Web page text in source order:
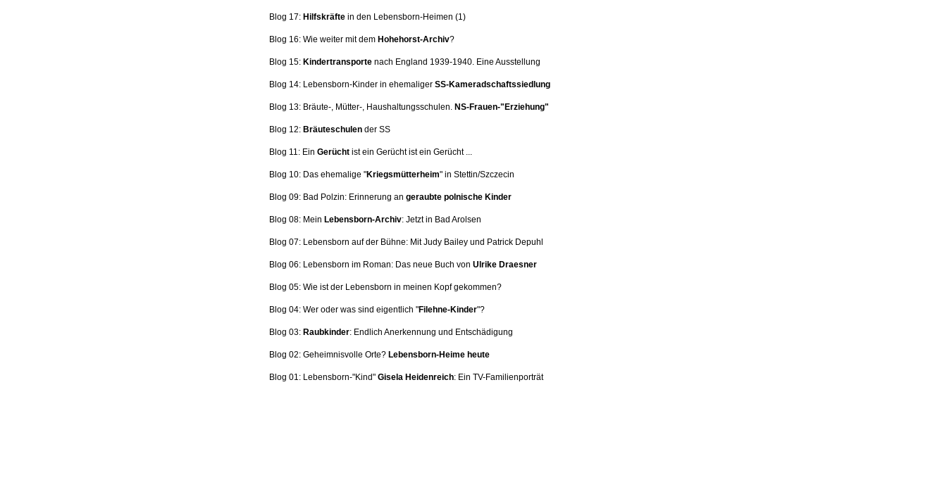
Blog 17: Hilfskräfte in den Lebensborn-Heimen (1)
Blog 16: Wie weiter mit dem Hohehorst-Archiv?
Blog 15: Kindertransporte nach England 1939-1940. Eine Ausstellung
Blog 14: Lebensborn-Kinder in ehemaliger SS-Kameradschaftssiedlung
Blog 13: Bräute-, Mütter-, Haushaltungsschulen. NS-Frauen-"Erziehung"
Blog 12: Bräuteschulen der SS
Blog 11: Ein Gerücht ist ein Gerücht ist ein Gerücht ...
Blog 10: Das ehemalige "Kriegsmütterheim" in Stettin/Szczecin
Blog 09: Bad Polzin: Erinnerung an geraubte polnische Kinder
Blog 08: Mein Lebensborn-Archiv: Jetzt in Bad Arolsen
Blog 07: Lebensborn auf der Bühne: MitJudy Bailey und Patrick Depuhl
Blog 06: Lebensborn im Roman: Das neue Buch von Ulrike Draesner
Blog 05: Wie ist der Lebensborn in meinen Kopf gekommen?
Blog 04: Wer oder was sind eigentlich "Filehne-Kinder"?
Blog 03: Raubkinder: Endlich Anerkennung und Entschädigung
Blog 02: Geheimnisvolle Orte? Lebensborn-Heime heute
Blog 01: Lebensborn-"Kind" Gisela Heidenreich: Ein TV-Familienporträt